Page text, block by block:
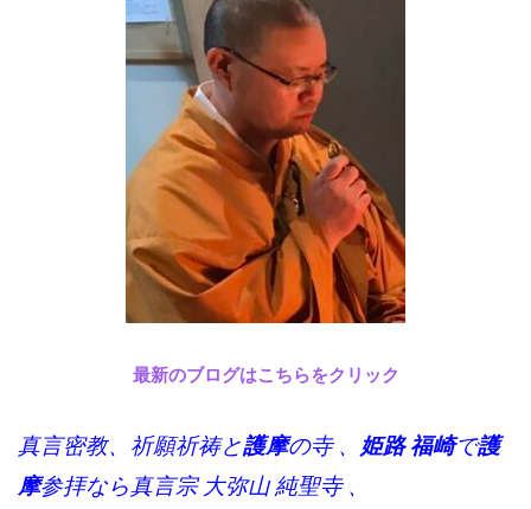
最新のブログはこちらをクリック
真言密教、祈願祈祷と護摩の寺 、 姫路 福崎で護
摩参拝なら真言宗 大弥山 純聖寺 、